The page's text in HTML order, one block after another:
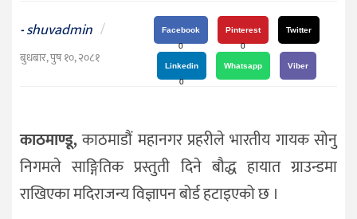
संस्कृति
विचार
-shuvadmin /
बुधबार, पुष १०, २०८१
Facebook
0
Pinterest
0
Twitter
Linkedin
0
Whatsapp Viber
काठमाण्डू,काठमाडौं महानगर प्रहरीले भारतीय गायक सोनु
निगमले साङ्गितिक प्रस्तुती दिने बौद्ध हायात ग्राउन्डमा
राखिएका मदिराजन्य विज्ञापन बोर्ड हटाइएको छ ।